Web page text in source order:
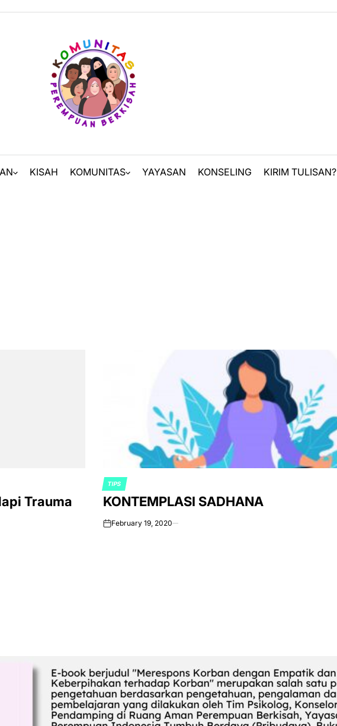
KISAH KOMUNITAS YAYASAN KONSELING KIRIM TULISAN?
Trauma
POSTED
IN
TIPS
KONTEMPLASI SADHANA
onFebruary 19, 2020